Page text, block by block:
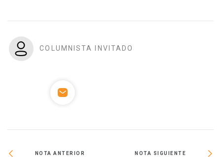
COLUMNISTA INVITADO
NOTA ANTERIOR NOTA SIGUIENTE